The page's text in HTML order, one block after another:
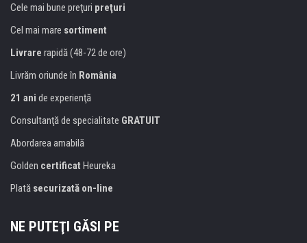
Cele mai bune preţuri preţuri
Cel mai mare sortiment
Livrare rapidă (48-72 de ore)
Livrăm oriunde în România
21 ani de experienţă
Consultanţă de specialitate GRATUIT
Abordarea amabilă
Golden certificat Heureka
Plată securizată on-line
NE PUTEŢI GĂSI PE